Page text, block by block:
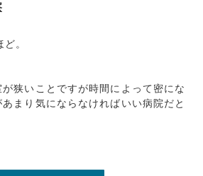
。
狭いことですが時間によって密にな
まり気にならなければいい病院だと